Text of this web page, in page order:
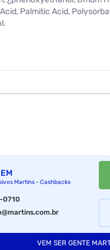
Palmitic Acid,
Martins - Cashbacks
0710
VEM SER GENTE